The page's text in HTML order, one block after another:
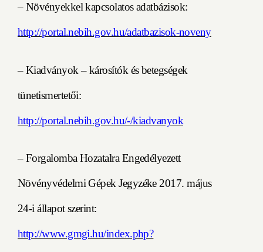
– Növényekkel kapcsolatos adatbázisok:
http://portal.nebih.gov.hu/adatbazisok-noveny
–Kiadványok – károsítók és betegségek
tünetismertetői:
http://portal.nebih.gov.hu/-/kiadvanyok
– Forgalomba Hozatalra Engedélyezett
Növényvédelmi Gépek Jegyzéke 2017. május
24-i állapot szerint:
http://www.gmgi.hu/index.php?